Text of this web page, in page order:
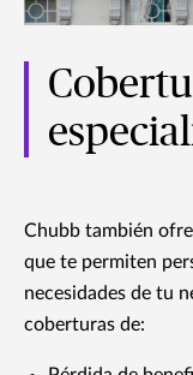
Chubb también
que te permiten
necesidades de tu
coberturas de: